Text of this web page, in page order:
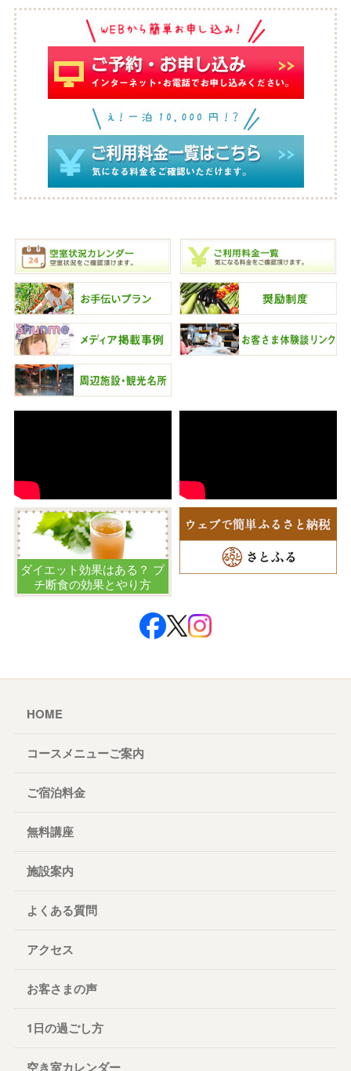
ダイエット効果はある？ プ
チ断食の効果とやり方
HOME
コースメニューご案内
ご宿泊料金
無料講座
施設案内
よくある質問
アクセス
お客さまの声
1日の過ごし方
空き室カレンダー